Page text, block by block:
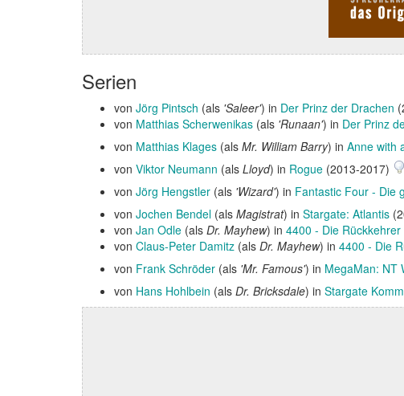
Serien
von Jörg Pintsch (als 'Saleer') in Der Prinz der Drachen
von Matthias Scherwenikas (als 'Runaan') in Der Prinz
von Matthias Klages (als Mr. William Barry) in Anne with
von Viktor Neumann (als Lloyd) in Rogue (2013-2017)
von Jörg Hengstler (als 'Wizard') in Fantastic Four - Die
von Jochen Bendel (als Magistrat) in Stargate: Atlantis
von Jan Odle (als Dr. Mayhew) in 4400 - Die Rückkehrer
von Claus-Peter Damitz (als Dr. Mayhew) in 4400 - Die
von Frank Schröder (als 'Mr. Famous') in MegaMan: NT
von Hans Hohlbein (als Dr. Bricksdale) in Stargate